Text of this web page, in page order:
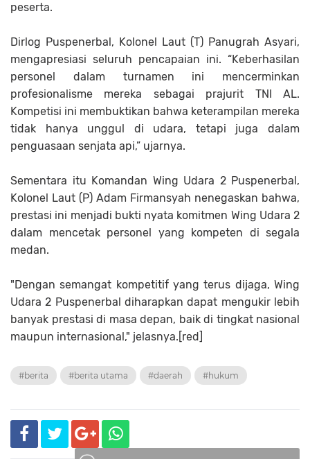
peserta.
Dirlog Puspenerbal, Kolonel Laut (T) Panugrah Asyari,
mengapresiasi seluruh pencapaian ini. “Keberhasilan
personel dalam turnamen ini mencerminkan
profesionalisme mereka sebagai prajurit TNI AL.
Kompetisi ini membuktikan bahwa keterampilan mereka
tidak hanya unggul di udara, tetapi juga dalam
penguasaan senjata api,” ujarnya.
Sementara itu Komandan Wing Udara 2 Puspenerbal,
Kolonel Laut (P) Adam Firmansyah nenegaskan bahwa,
prestasi ini menjadi bukti nyata komitmen Wing Udara 2
dalam mencetak personel yang kompeten di segala
medan.
"Dengan semangat kompetitif yang terus dijaga, Wing
Udara 2 Puspenerbal diharapkan dapat mengukir lebih
banyak prestasi di masa depan, baik di tingkat nasional
maupun internasional," jelasnya.[red]
#berita #berita utama #daerah #hukum